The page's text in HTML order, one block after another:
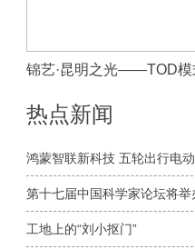
锦艺·昆明之光——TOD模
热点新闻
鸿蒙智联新科技 五轮出行电
第十七届中国科学家论坛将
工地上的“刘小抠门”